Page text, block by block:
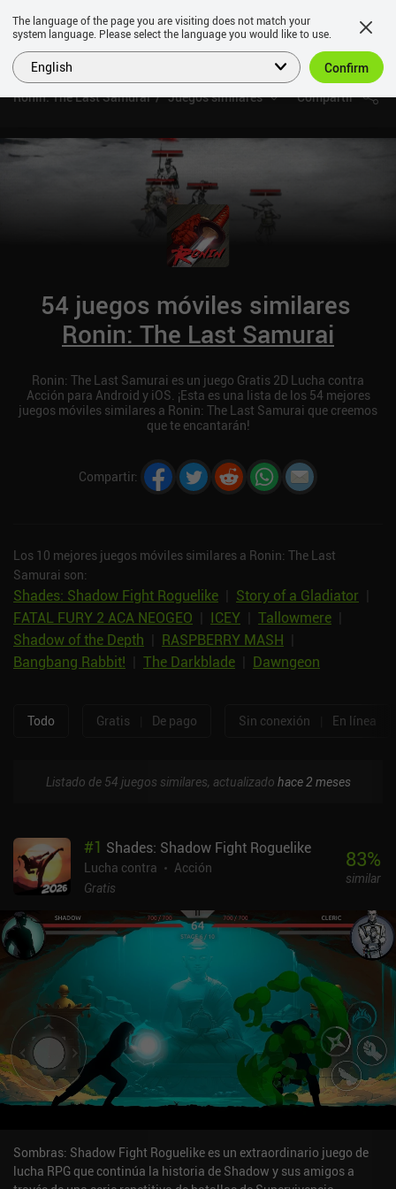
Ronin: The Last Samurai Juegos similares Compartir
54 juegos móviles similares
Ronin: The Last Samurai
Ronin: The Last Samurai es un juego Gratis 2D Lucha contra
Acción para Android y iOS. ¡Esta es una lista de los 54 mejores
juegos móviles similares a Ronin: The Last Samurai que creemos
que te encantarán!
Compartir:
Los 10 mejores juegos móviles similares a Ronin: The Last
Samurai son:
Shades: Shadow Fight Roguelike Story of a Gladiator
FATAL FURY 2 ACA NEOGEO
ICEY Tallowmere
Shadow of the Depth
RASPBERRY MASH
Bangbang Rabbit!
The Darkblade Dawngeon
Todo Gratis De pago Sin conexión En línea
Listado de 54 juegos similares, actualizado hace 2 meses
#1 Shades: Shadow Fight Roguelike
Lucha contra
Acción
Gratis
83%
similar
Sombras: Shadow Fight Roguelike es un extraordinario juego de
lucha RPG que continúa la historia de Shadow y sus amigos a
The language of the page you are visiting does not match your
system language. Please select the language you would like to use.
English Confirm